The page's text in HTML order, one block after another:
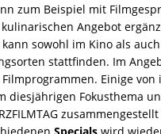
zum Beispiel mit
Angebot
kann sowohl im Kino als
stattfinden. Im
Einige von
diesjährigen Fokusthema